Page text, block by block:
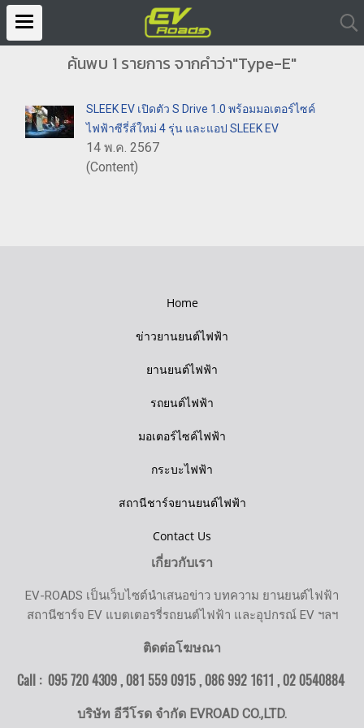
ค้นพบ 1 รายการ จากคำว่า"Type-E"
SLEEK EV เปิดตัว S Drive 1.0 พร้อมมอเตอร์ไซค์
ไฟฟ้าซีรี่ส์ใหม่ 4 รุ่น และแอป SLEEK EV
14 พ.ค. 2567
(Content)
Home
ข่าวยานยนต์ไฟฟ้า
ยานยนต์ไฟฟ้า
รถยนต์ไฟฟ้า
มอเตอร์ไซค์ไฟฟ้า
กระบะไฟฟ้า
สถานีชาร์จยานยนต์ไฟฟ้า
Contact Us
เกี่ยวกับเรา
EV-ROADS เป็นเว็บไซต์นำเสนอข่าว บทความ ยานยนต์ไฟฟ้า
สถานีชาร์จ EV แบตเตอรรี่รถยนต์ไฟฟ้า และอุปกรณ์ EV ฯลฯ
ติดต่อโฆษณา
Call : 095 720 4309 , 081 559 0915 , 086 992 1611 ,02 0540884
บริษัท อีวีโรด จำกัด EVROAD CO.,LTD.